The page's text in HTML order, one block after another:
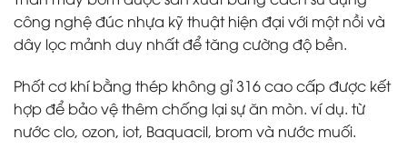
công nghệ đúc nhựa kỹ thuật hiện đại với một nồi và
dây lọc mảnh duy nhất để tăng cường độ bền.
Phốt cơ khí bằng thép không gỉ 316 cao cấp được kết
hợp để bảo vệ thêm chống lại sự ăn mòn. ví dụ. từ
nước clo, ozon, iot, Baquacil, brom và nước muối.